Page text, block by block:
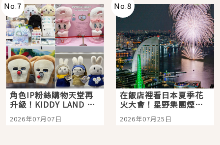
No.7
角色IP粉絲購物天堂再
升級！KIDDY LAND 原
宿店吉伊卡哇迎客，新
開幕 OMOKADO 店3分
2026年07月07日
No.8
在飯店裡看日本夏季花
火大會！星野集團煙火
景觀飯店6選，讓你不用
人擠人悠閒欣賞
2026年07月25日